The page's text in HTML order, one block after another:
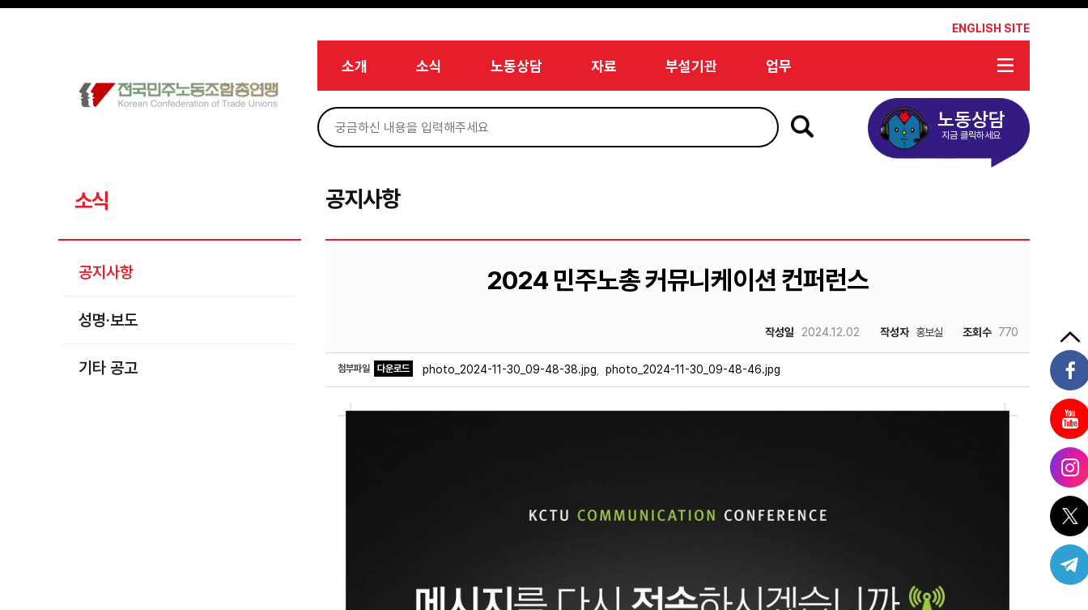
메뉴 건너뛰기
ENGLISH SITE
소개 소식 노동상담 자료 부설기관 업무
노동상담
지금 클릭하세요
소식
공지사항
성명·보도
기타 공고
공지사항
2024 민주노총 커뮤니케이션 컨퍼런스
작성일 2024.12.02 작성자 홍보실 조회수 770
첨부파일 다운로드 photo_2024-11-30_09-48-38.jpg photo_2024-11-30_09-48-46.jpg
Sketchbook5, 스케치북5